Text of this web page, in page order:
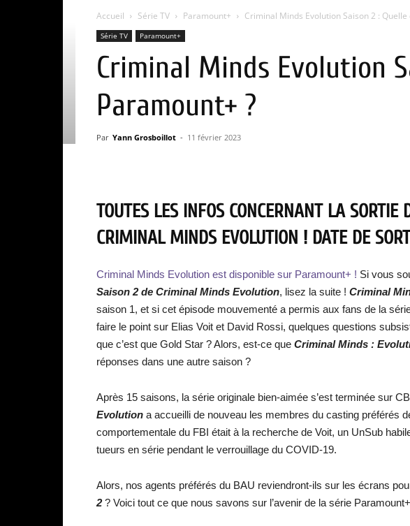
Accueil Série TV Paramount+ Criminal Minds Evolution Saison 2 :
Série TV Paramount+
Criminal Minds Evolution
Paramount+ ?
Par Yann Grosboillot - 11 février 2023
TOUTES LES INFOS CONCERNANT LA SORTIE
CRIMINAL MINDS EVOLUTION ! DATE DE
Criminal Minds Evolution est disponible sur Paramount+ ! Si vous
Saison 2 de Criminal Minds Evolution, lisez la suite ! Criminal
saison 1, et si cet épisode mouvementé a permis aux fans de la
faire le point sur Elias Voit et David Rossi, quelques questions
que c’est que Gold Star ? Alors, est-ce que Criminal Minds :
réponses dans une autre saison ?
Après 15 saisons, la série originale bien-aimée s’est terminée sur
Evolution a accueilli de nouveau les membres du casting préférés
comportementale du FBI était à la recherche de Voit, un UnSub
tueurs en série pendant le verrouillage du COVID-19.
Alors, nos agents préférés du BAU reviendront-ils sur les écrans
2? Voici tout ce que nous savons sur l’avenir de la série